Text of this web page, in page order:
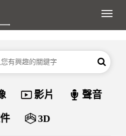
展
搜尋
資料類型
影片 聲音
3D